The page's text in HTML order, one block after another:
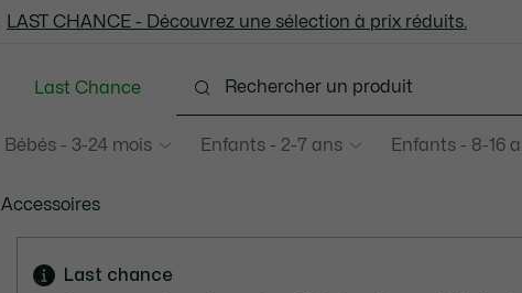
LAST CHANCE - Découvrez une sélection à prix réduits.
LAST CHANCE - Découvrez une sélection à prix réduits.
Bébés - 3-24 mois Enfants - 2-7 ans Enfants - 8-16
Last Chance
Accessoires
Last chance